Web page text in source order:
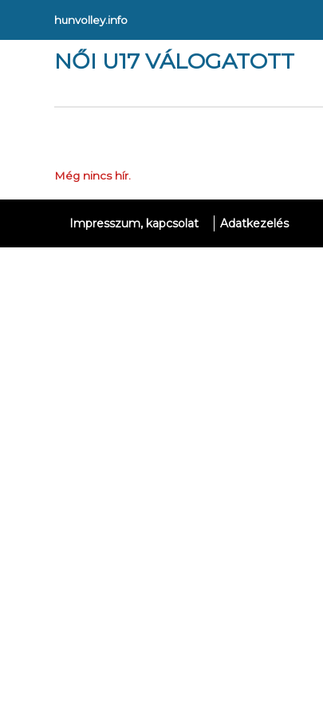
hunvolley.info
NŐI U17 VÁLOGATOTT
Még nincs hír.
Impresszum, kapcsolat Adatkezelés